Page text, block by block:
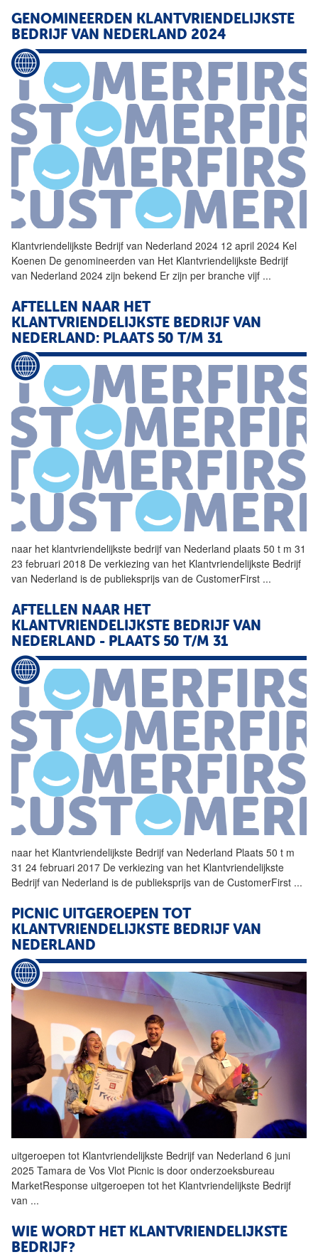
GENOMINEERDEN KLANTVRIENDELIJKSTE
BEDRIJF VAN NEDERLAND 2024
Klantvriendelijkste Bedrijf van Nederland 2024 12 april 2024 Kel
Koenen De genomineerden van Het Klantvriendelijkste Bedrijf
van Nederland 2024 zijn bekend Er zijn per branche vijf ...
AFTELLEN NAAR HET
KLANTVRIENDELIJKSTE BEDRIJF VAN
NEDERLAND: PLAATS 50 T/M 31
naar het klantvriendelijkste bedrijf van Nederland plaats 50 t m 31
23 februari 2018 De verkiezing van het Klantvriendelijkste Bedrijf
van Nederland is de publieksprijs van de CustomerFirst ...
AFTELLEN NAAR HET
KLANTVRIENDELIJKSTE BEDRIJF VAN
NEDERLAND - PLAATS 50 T/M 31
naar het Klantvriendelijkste Bedrijf van Nederland Plaats 50 t m
31 24 februari 2017 De verkiezing van het Klantvriendelijkste
Bedrijf van Nederland is de publieksprijs van de CustomerFirst ...
PICNIC UITGEROEPEN TOT
KLANTVRIENDELIJKSTE BEDRIJF VAN
NEDERLAND
uitgeroepen tot Klantvriendelijkste Bedrijf van Nederland 6 juni
2025 Tamara de Vos Vlot Picnic is door onderzoeksbureau
MarketResponse uitgeroepen tot het Klantvriendelijkste Bedrijf
van ...
WIE WORDT HET KLANTVRIENDELIJKSTE
BEDRIJF?